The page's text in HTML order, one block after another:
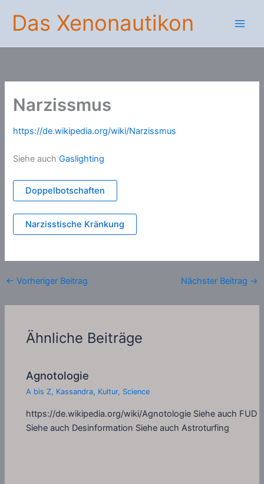
Inhalt
springen
Das Xenonautikon
Narzissmus
https://de.wikipedia.org/wiki/Narzissmus
Siehe auchGaslighting
Doppelbotschaften
Narzisstische Kränkung
← Vorheriger Beitrag Nächster Beitrag →
Ähnliche Beiträge
Agnotologie
A bis Z, Kassandra, Kultur, Science
https://de.wikipedia.org/wiki/Agnotologie Siehe auch FUD
Siehe auch Desinformation Siehe auch Astroturfing